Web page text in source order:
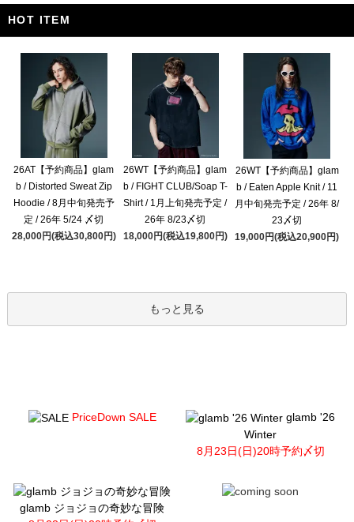
HOT ITEM
26AT【予約商品】glam
b / Distorted Sweat Zip
Hoodie / 8月中旬発売予
定 / 26年 5/24 〆切
28,000円(税込30,800円)
26WT【予約商品】glam
b / FIGHT CLUB/Soap T-
Shirt / 1月上旬発売予定 /
26年 8/23〆切
18,000円(税込19,800円)
26WT【予約商品】glam
b / Eaten Apple Knit / 11
月中旬発売予定 / 26年 8/
23〆切
19,000円(税込20,900円)
もっと見る
PriceDown SALE
glamb '26
Winter
8月23日(日)20時予約〆切
glamb ジョジョの奇妙な冒険